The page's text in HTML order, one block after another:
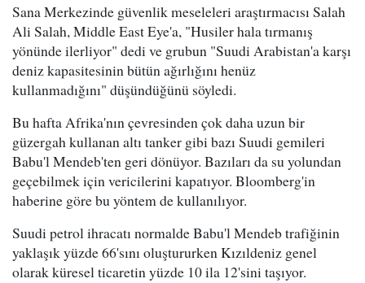
Sana Merkezinde güvenlik meseleleri araştırmacısı Salah
Ali Salah, Middle East Eye'a, "Husiler hala tırmanış
yönünde ilerliyor" dedi ve grubun "Suudi Arabistan'a karşı
deniz kapasitesinin bütün ağırlığını henüz
kullanmadığını" düşündüğünü söyledi.
Bu hafta Afrika'nın çevresinden çok daha uzun bir
güzergah kullanan altı tanker gibi bazı Suudi gemileri
Babu'l Mendeb'ten geri dönüyor. Bazıları da su yolundan
geçebilmek için vericilerini kapatıyor. Bloomberg'in
haberine göre bu yöntem de kullanılıyor.
Suudi petrol ihracatı normalde Babu'l Mendeb trafiğinin
yaklaşık yüzde 66'sını oluştururken Kızıldeniz genel
olarak küresel ticaretin yüzde 10 ila 12'sini taşıyor.